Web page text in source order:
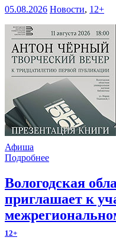
05.08.2026 Новости, 12+
Афиша
Подробнее
Вологодская
приглашает к
12+